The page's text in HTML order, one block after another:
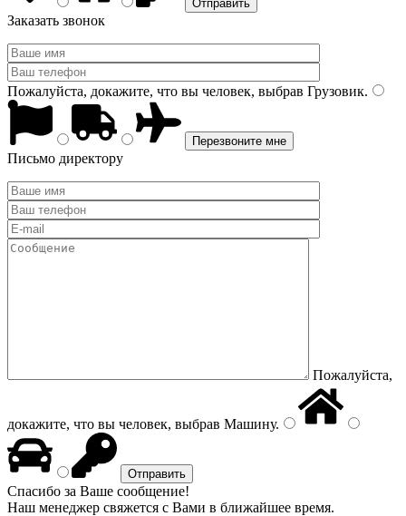
Заказать звонок
Пожалуйста, докажите, что вы человек, выбрав Грузовик.
Письмо директору
Пожалуйста,
докажите, что вы человек, выбрав Машину.
Спасибо за Ваше сообщение!
Наш менеджер свяжется с Вами в ближайшее время.